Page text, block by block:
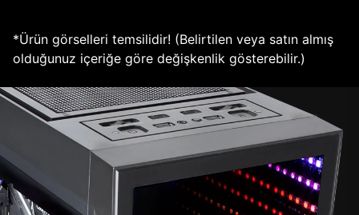
*Ürün görselleri temsilidir! (Belirtilen veya satın almış
olduğunuz içeriğe göre değişkenlik gösterebilir.)